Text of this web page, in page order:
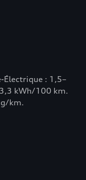
Électrique : 1,5–
kWh/100 km.
g/km.